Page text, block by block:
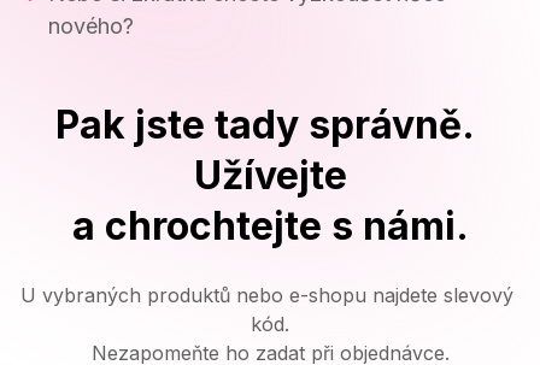
nového?
Pak jste tady správně.
Užívejte
a chrochtejte s námi.
U vybraných produktů nebo e-shopu najdete slevový
kód.
Nezapomeňte ho zadat při objednávce.